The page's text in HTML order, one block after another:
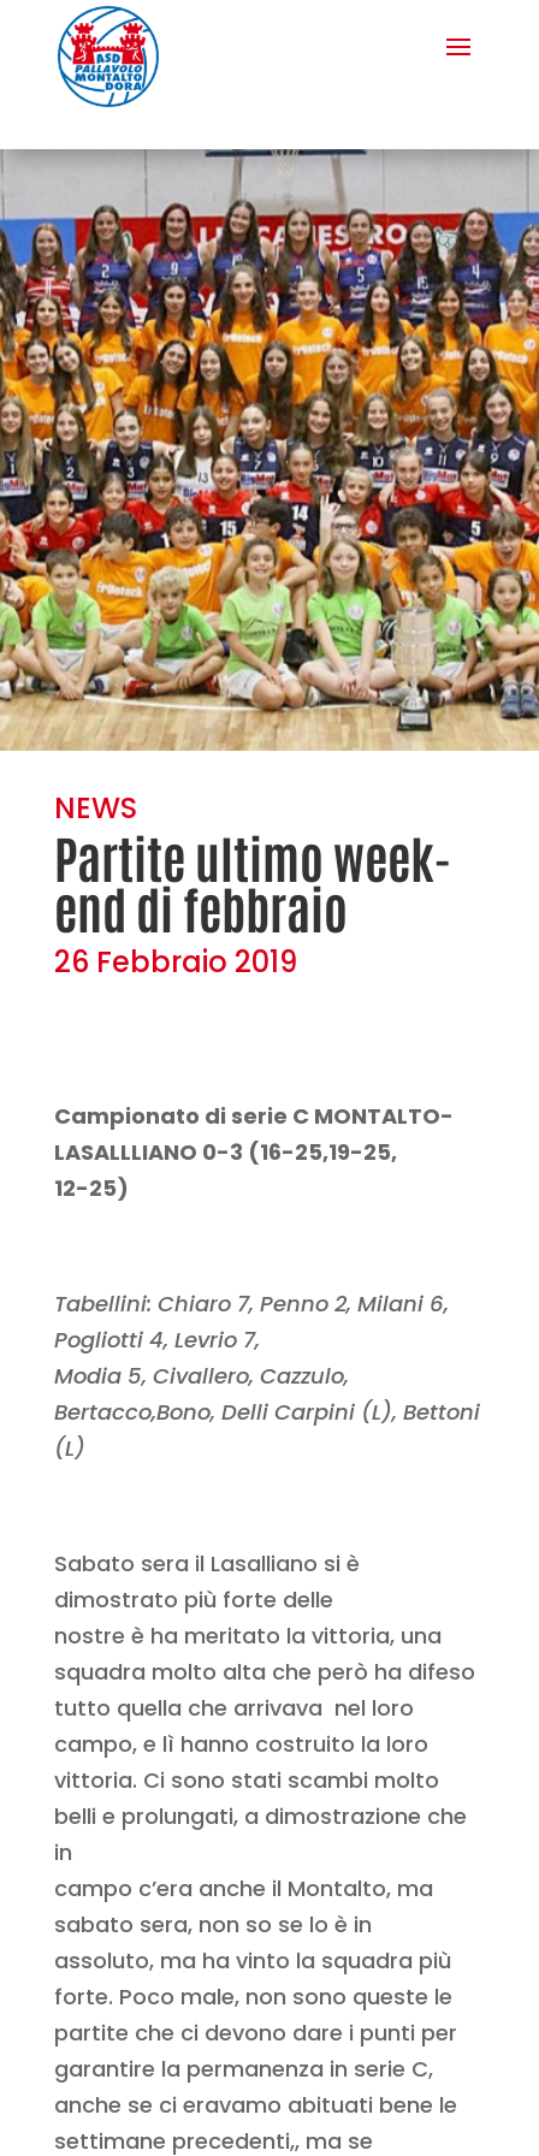
NEWS
Partite ultimo week-
end di febbraio
26 Febbraio 2019
Campionato di serie C MONTALTO-
LASALLLIANO 0-3 (16-25,19-25,
12-25)
Tabellini: Chiaro 7, Penno 2, Milani 6,
Pogliotti 4, Levrio 7,
Modia 5, Civallero, Cazzulo,
Bertacco,Bono, Delli Carpini (L), Bettoni
(L)
Sabato sera il Lasalliano si è
dimostrato più forte delle
nostre è ha meritato la vittoria, una
squadra molto alta che però ha difeso
tutto quella che arrivava nel loro
campo, e lì hanno costruito la loro
vittoria. Ci sono stati scambi molto
belli e prolungati, a dimostrazione che
in
campo c’era anche il Montalto, ma
sabato sera, non so se lo è in
assoluto, ma ha vinto la squadra più
forte. Poco male, non sono queste le
partite che ci devono dare i punti per
garantire la permanenza in serie C,
anche se ci eravamo abituati bene le
settimane precedenti,, ma se